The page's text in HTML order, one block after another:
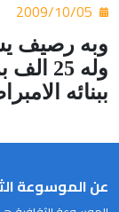
وبه رصيف
وله
ببنائه
عن الموسوعة